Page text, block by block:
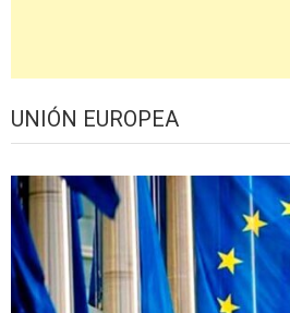
UNIÓN EUROPEA